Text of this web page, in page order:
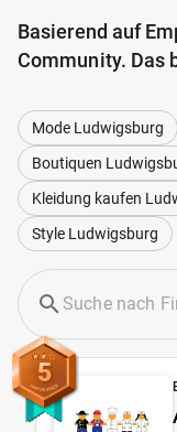
Basierend auf
Community. Das
Mode Ludwigsburg
Boutiquen
Kleidung kaufen
Style Ludwigsburg
5